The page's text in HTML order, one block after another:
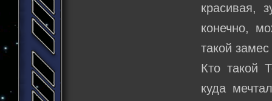
красивая,
конечно,
такой
Кто такой
куда